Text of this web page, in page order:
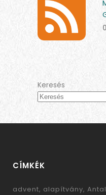
Keresés
CÍMKÉK
advent alapítvány